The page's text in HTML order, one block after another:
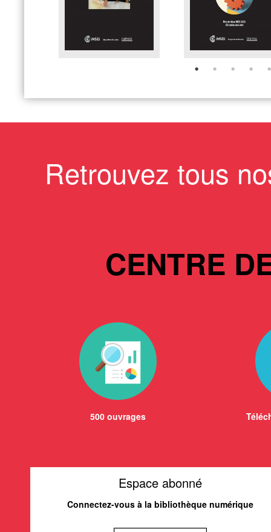
Retrouvez tous
CENTRE
500 ouvrages
Espace abonné
Connectez-vous à la bibliothèque numérique